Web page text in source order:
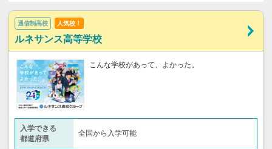
通信制高校 人気校！
ルネサンス高等学校
こんな学校があって、よかった。
入学できる
都道府県
全国から入学可能